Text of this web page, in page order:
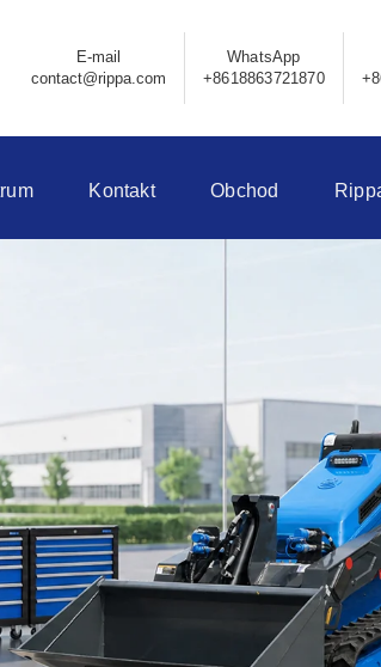
E-mail
contact@rippa.com
WhatsApp
+8618863721870
Kontakt Obchod